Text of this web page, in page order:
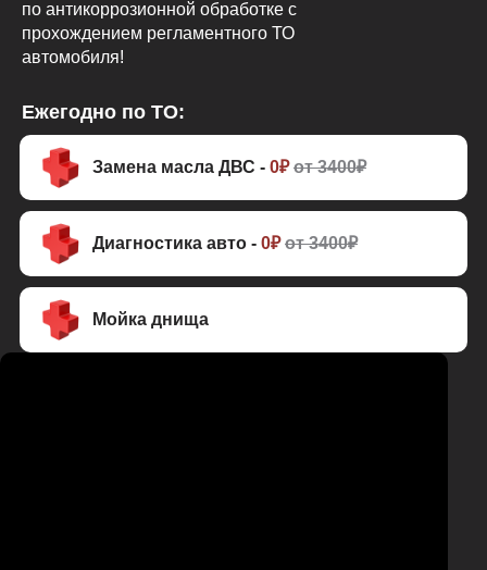
Ежегодно по ТО:
по антикоррозионной обработке с
прохождением регламентного ТО
автомобиля!
Мойка днища
Диагностика авто - 0₽ от 3400₽
Замена масла ДВС - 0₽от 3400₽